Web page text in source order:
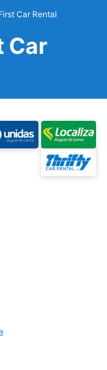
Car Rental
Car